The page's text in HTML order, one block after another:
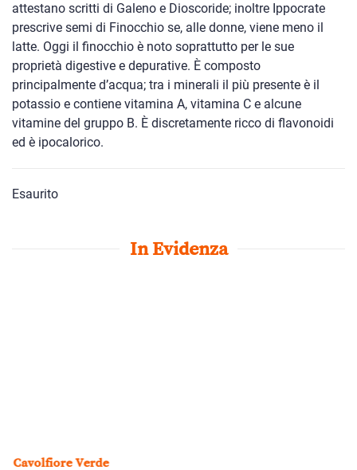
attestano scritti di Galeno e Dioscoride; inoltre Ippocrate
prescrive semi di Finocchio se, alle donne, viene meno il
latte. Oggi il finocchio è noto soprattutto per le sue
proprietà digestive e depurative. È composto
principalmente d’acqua; tra i minerali il più presente è il
potassio e contiene vitamina A, vitamina C e alcune
vitamine del gruppo B. È discretamente ricco di flavonoidi
ed è ipocalorico.
Esaurito
In Evidenza
Cavolfiore Verde